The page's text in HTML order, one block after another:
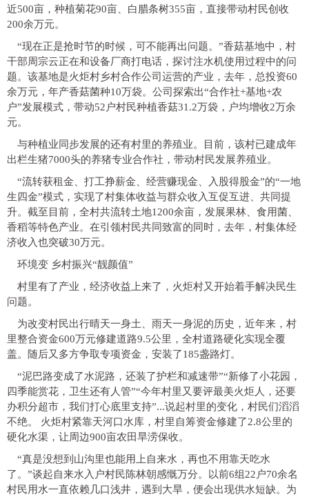
近500亩，种植菊花90亩、白腊条树355亩，直接带动村民创收
200余万元。
“现在正是抢时节的时候，可不能再出问题。”香菇基地中，村
干部周宗云正在和设备厂商打电话，探讨注水机使用过程中的问
题。该基地是火炬村乡村合作公司运营的产业，去年，总投资60
余万元，年产香菇菌种10万袋。公司探索出“合作社+基地+农
户”发展模式，带动52户村民种植香菇31.2万袋，户均增收2万余
元。
与种植业同步发展的还有村里的养殖业。目前，该村已建成年
出栏生猪7000头的养猪专业合作社，带动村民发展养殖业。
“流转获租金、打工挣薪金、经营赚现金、入股得股金”的“一地
生四金”模式，实现了村集体收益与群众收入互促互进、共同提
升。截至目前，全村共流转土地1200余亩，发展果林、食用菌、
香稻等特色产业。在引领村民共同致富的同时，去年，村集体经
济收入也突破30万元。
环境变 乡村振兴“靓颜值”
村里有了产业，经济收益上来了，火炬村又开始着手解决民生
问题。
为改变村民出行晴天一身土、雨天一身泥的历史，近年来，村
里整合资金600万元修建道路9.5公里，全村道路硬化实现全覆
盖。随后又多方争取专项资金，安装了185盏路灯。
“泥巴路变成了水泥路，还装了护栏和减速带”“新修了小花园，
四季能赏花，卫生还有人管”“今年村里又要评最美火炬人，还要
办积分超市，我们打心底里支持”...说起村里的变化，村民们滔滔
不绝。 火炬村紧靠天河口水库，村里自筹资金修建了2.8公里的
硬化水渠，让周边900亩农田旱涝保收。
“真是没想到山沟里也能用上自来水，再也不用靠天吃水
了。”谈起自来水入户村民陈林朝感慨万分。以前6组22户70余名
村民用水一直依赖几口浅井，遇到大旱，便会出现供水短缺。为